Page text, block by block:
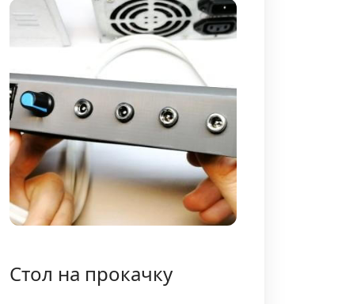
Стол на прокачку